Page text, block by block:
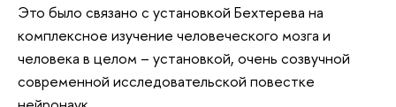
Это было связано с установкой Бехтерева на
комплексное изучение человеческого мозга и
человека в целом – установкой, очень созвучной
современной исследовательской повестке